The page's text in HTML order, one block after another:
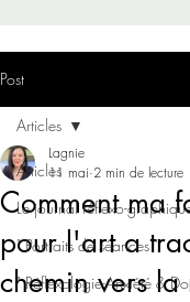
Post
Articles
Le journal réflexo-
" Portraits de séances "
" Réflexologie-Anxiété &
Articles
Comment ma
pour l'art a
chemin vers
Lagnie
11 mai 2 min de lecture